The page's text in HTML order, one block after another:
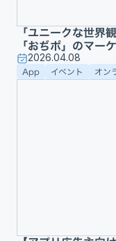
「ユニークな世界
「おぢポ」のマー
2026.04.08
App イベント オン